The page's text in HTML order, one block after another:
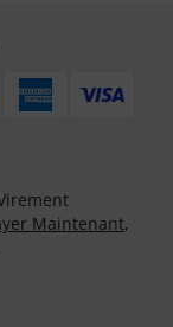
Maintenant,